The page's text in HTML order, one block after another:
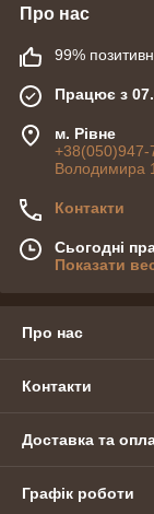
Про нас
99%
Працює з
м. Рівне
+38(050)947-
Володимира
Контакти
Сьогодні
Показати
Про нас
Контакти
Доставка та
Графік роботи